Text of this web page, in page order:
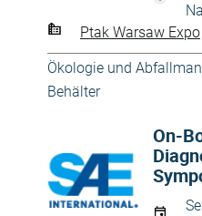
Ptak Warsaw Expo
Ökologie und
Behälter
On-